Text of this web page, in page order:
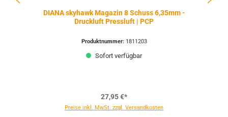
DIANA skyhawk Magazin 8 Schuss 6,35mm -
Druckluft Pressluft | PCP
Produktnummer: 1811203
Sofort verfügbar
27,95 €*
Preise inkl. MwSt. zzgl. Versandkosten